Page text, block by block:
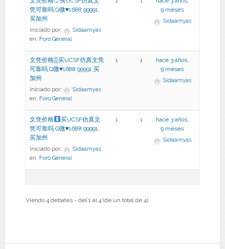
凭可靠吗,Q微♥1688 99991,
买加州
Iniciado por:
Sidaamyas
en: Foro General
9 meses
Sidaamyas
文凭价格▒买UCSF仿真文凭
可靠吗,Q微♥1688 99991,买
加州
Iniciado por:
Sidaamyas
en: Foro General
1 1
hace 3 años,
9 meses
Sidaamyas
文凭价格
买UCSF仿真文
凭可靠吗,Q微♥1688 99991,
买加州
Iniciado por:
Sidaamyas
en: Foro General
1 1
hace 3 años,
9 meses
Sidaamyas
Viendo 4 debates - del 1 al 4 (de un total de 4)